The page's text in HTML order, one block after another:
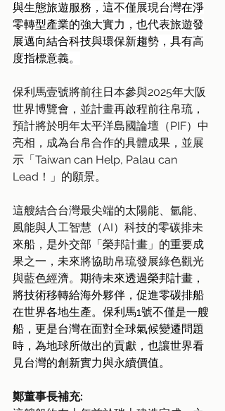
與生態旅遊服務，這不僅展現台灣在淨
零轉型產業的強大實力，也代表旅遊發
展邁向結合科技與環保新趨勢，具有高
度指標意義。
保利馬壹號將前往日本參與2025年大阪
世界博覽會，並計畫再啟程前往帛琉，
預計將於明年太平洋島國論壇（PIF）中
亮相，成為台帛合作的具體成果，並展
示「Taiwan can Help, Palau can
Lead！」的願景。
這艘結合台灣最尖端的太陽能、氫能、
風能與人工智慧（AI）科技的零碳排未
來船，是外交部「榮邦計畫」的重要成
果之一，未來將協助帛琉發展綠色觀光
與藍色經濟。 期待未來透過榮邦計畫，
將技術移轉給海外夥伴，促進零碳排船
在世界各地生產。保利馬1號不僅是一艘
船，更是台灣在面對全球氣候變遷問題
時，為地球所做出的貢獻，也讓世界看
見台灣的創新實力與永續價值。
鄭董事長補充: